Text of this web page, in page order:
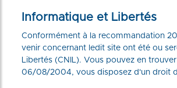
Informatique et Libertés
Conformément à la recommandation
venir concernant ledit site ont été ou
Libertés (CNIL). Vous pouvez en
06/08/2004, vous disposez d'un droit